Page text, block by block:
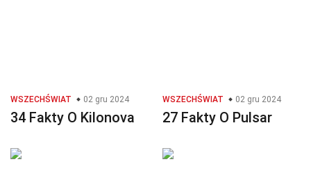
WSZECHŚWIAT 02 gru 2024
34 Fakty O Kilonova
WSZECHŚWIAT 02 gru 2024
27 Fakty O Pulsar